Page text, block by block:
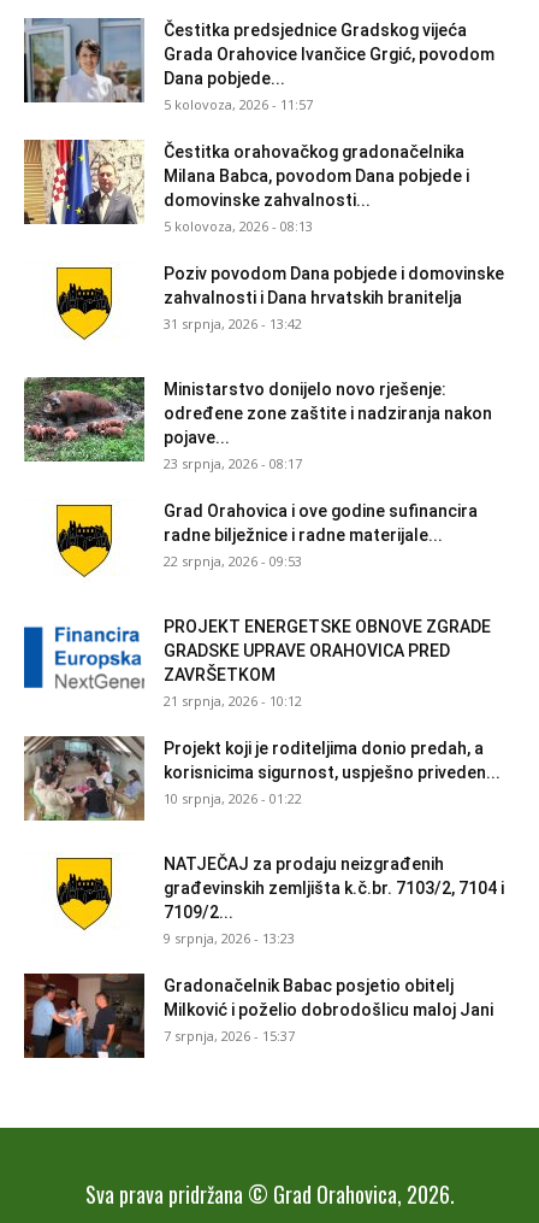
Čestitka predsjednice Gradskog vijeća
Grada Orahovice Ivančice Grgić, povodom
Dana pobjede...
5 kolovoza, 2026 - 11:57
Čestitka orahovačkog gradonačelnika
Milana Babca, povodom Dana pobjede i
domovinske zahvalnosti...
5 kolovoza, 2026 - 08:13
Poziv povodom Dana pobjede i domovinske
zahvalnosti i Dana hrvatskih branitelja
31 srpnja, 2026 - 13:42
Ministarstvo donijelo novo rješenje:
određene zone zaštite i nadziranja nakon
pojave...
23 srpnja, 2026 - 08:17
Grad Orahovica i ove godine sufinancira
radne bilježnice i radne materijale...
22 srpnja, 2026 - 09:53
PROJEKT ENERGETSKE OBNOVE ZGRADE
GRADSKE UPRAVE ORAHOVICA PRED
ZAVRŠETKOM
21 srpnja, 2026 - 10:12
Projekt koji je roditeljima donio predah, a
korisnicima sigurnost, uspješno priveden...
10 srpnja, 2026 - 01:22
NATJEČAJ za prodaju neizgrađenih
građevinskih zemljišta k.č.br. 7103/2, 7104 i
7109/2...
9 srpnja, 2026 - 13:23
Gradonačelnik Babac posjetio obitelj
Milković i poželio dobrodošlicu maloj Jani
7 srpnja, 2026 - 15:37
Sva prava pridržana © Grad Orahovica, 2026.